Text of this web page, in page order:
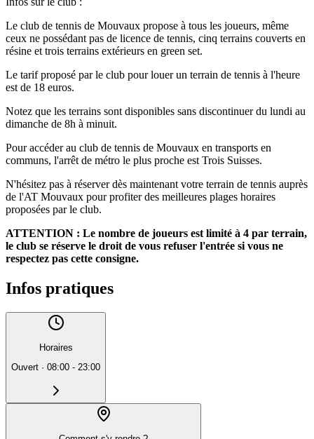
Le club de tennis de Mouvaux propose à tous les joueurs, même
ceux ne possédant pas de licence de tennis, cinq terrains couverts en
résine et trois terrains extérieurs en green set.
Le tarif proposé par le club pour louer un terrain de tennis à l'heure
est de 18 euros.
Notez que les terrains sont disponibles sans discontinuer du lundi au
dimanche de 8h à minuit.
Pour accéder au club de tennis de Mouvaux en transports en
communs, l'arrêt de métro le plus proche est Trois Suisses.
N'hésitez pas à réserver dès maintenant votre terrain de tennis auprès
de l'AT Mouvaux pour profiter des meilleures plages horaires
proposées par le club.
ATTENTION : Le nombre de joueurs est limité à 4 par terrain,
le club se réserve le droit de vous refuser l'entrée si vous ne
respectez pas cette consigne.
Infos pratiques
Horaires
Ouvert · 08:00 - 23:00